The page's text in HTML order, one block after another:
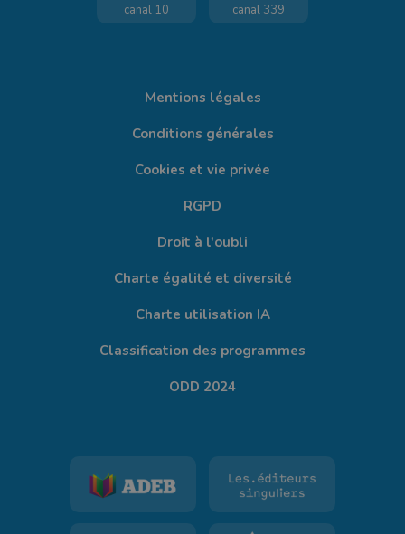
canal 10 canal 339
Mentions légales
Conditions générales
Cookies et vie privée
RGPD
Droit à l'oubli
Charte égalité et diversité
Charte utilisation IA
Classification des programmes
ODD 2024